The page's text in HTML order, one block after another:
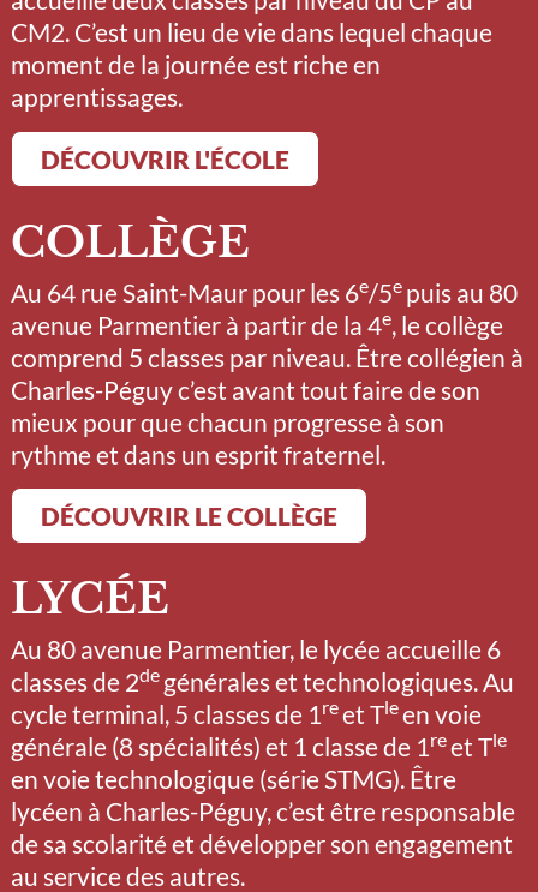
CM2. C’est un lieu de vie dans lequel chaque
moment de la journée est riche en
apprentissages.
DÉCOUVRIR L'ÉCOLE
COLLÈGE
Au 64 rue Saint-Maur pour les 6e/5e puis au 80
avenue Parmentier à partir de la 4e, le collège
comprend 5 classes par niveau. Être collégien à
Charles-Péguy c’est avant tout faire de son
mieux pour que chacun progresse à son
rythme et dans un esprit fraternel.
DÉCOUVRIR LE COLLÈGE
LYCÉE
Au 80 avenue Parmentier, le lycée accueille 6
classes de 2de générales et technologiques. Au
cycle terminal, 5 classes de 1reet Tleen voie
générale (8 spécialités) et 1 classe de 1reet Tle
en voie technologique (série STMG). Être
lycéen à Charles-Péguy, c’est être responsable
de sa scolarité et développer son engagement
au service des autres.